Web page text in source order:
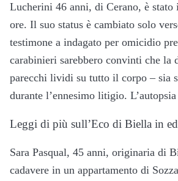
Lucherini 46 anni, di Cerano, è stato
ore. Il suo status è cambiato solo
testimone a indagato per omicidio
carabinieri sarebbero convinti che la
parecchi lividi su tutto il corpo – sia
durante l’ennesimo litigio.
Leggi di più sull’Eco di Biella in
Sara Pasqual, 45 anni, originaria di
cadavere in un appartamento di